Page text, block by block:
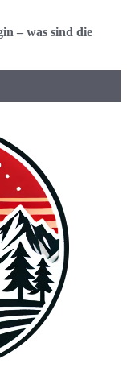
– was sind die